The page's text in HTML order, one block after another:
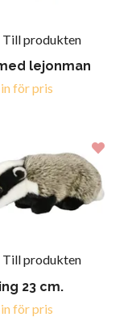
Till produkten
lejonman
för pris
Till produkten
23 cm.
för pris